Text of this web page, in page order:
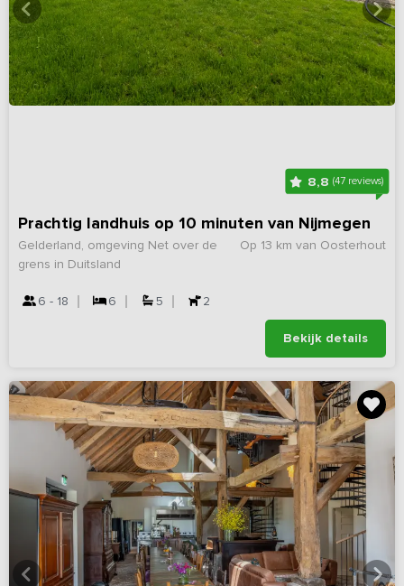
8,8 (47 reviews)
Prachtig landhuis op 10 minuten van Nijmegen
Op 13 km van Oosterhout
Gelderland, omgeving Net over de
grens in Duitsland
6 - 18 6 5 2
Bekijk details